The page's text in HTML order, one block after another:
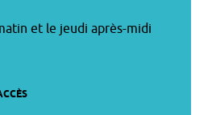
et le jeudi après-midi